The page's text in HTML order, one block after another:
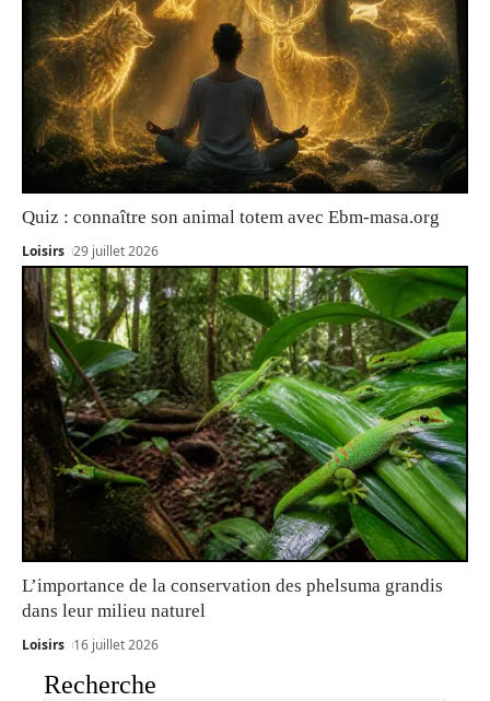
Quiz : connaître son animal totem avec Ebm-masa.org
Loisirs 29 juillet 2026
L’importance de la conservation des phelsuma grandis
dans leur milieu naturel
Loisirs 16 juillet 2026
Recherche